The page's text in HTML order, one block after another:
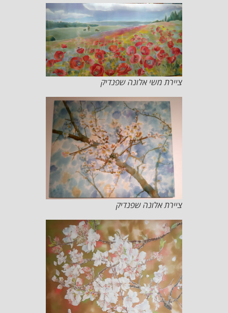
ציירת משי אלונה שפנדיק
ציירת אלונה שפנדיק